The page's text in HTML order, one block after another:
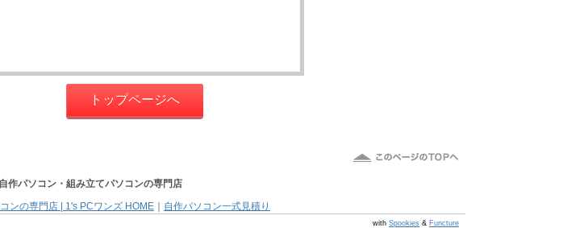
トップページへ
作パソコン・組み立てパソコンの専門店
ンの専門店 | 1's PCワンズ HOME
自作パソコン一式見積り
with Spookies & Functure